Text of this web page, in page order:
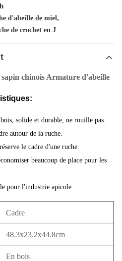
d'abeille de miel,
de crochet en J
chinois Armature d'abeille
solide et durable, ne rouille pas.
autour de la ruche.
le cadre d'une ruche.
beaucoup de place pour les
pour l'industrie apicole
Cadre
48.3x23.2x44.8cm
En bois